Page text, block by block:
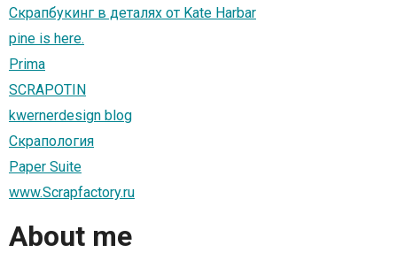
Скрапбукинг в деталях от Kate Harbar
pine is here.
Prima
SCRAPOTIN
kwernerdesign blog
Скрапология
Paper Suite
www.Scrapfactory.ru
About me